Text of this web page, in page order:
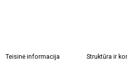
Teisinė informacija Struktūra ir